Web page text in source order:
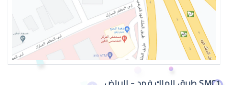
جراحة تجميل العيون